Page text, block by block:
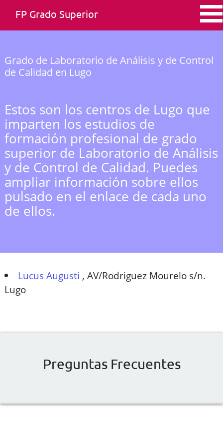
FP Grado Superior
Grado de Laboratorio de Análisis y de Control
de Calidad en Lugo
Estos son los centros de Lugo que
imparten los estudios de
formación profesional de grado
superior de Laboratorio de Análisis
y de Control de Calidad. Puedes
ampliar información sobre ellos
pulsado en el enlace de cada uno
de ellos.
Lucus Augusti ,AV/Rodriguez Mourelo s/n.
Lugo
Preguntas Frecuentes